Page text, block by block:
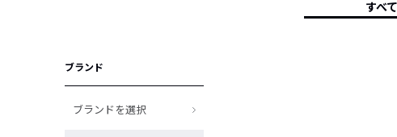
すべて
ブランド
ブランドを選択